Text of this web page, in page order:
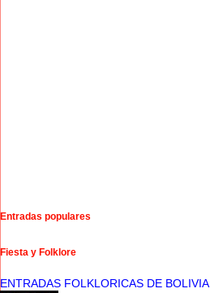
Entradas populares
Fiesta y Folklore
ENTRADAS FOLKLORICAS DE BOLIVIA